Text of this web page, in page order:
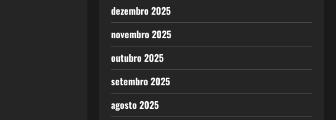
dezembro 2025
novembro 2025
outubro 2025
setembro 2025
agosto 2025